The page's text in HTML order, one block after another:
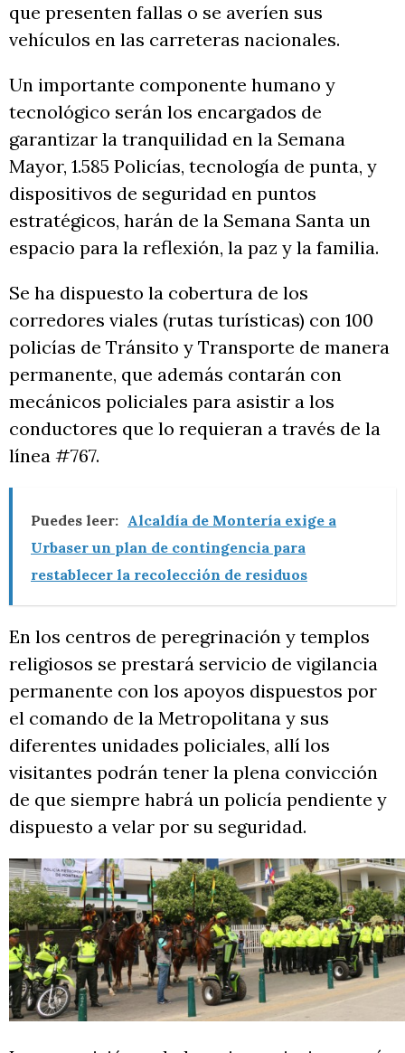
que presenten fallas o se averíen sus
vehículos en las carreteras nacionales.
Un importante componente humano y
tecnológico serán los encargados de
garantizar la tranquilidad en la Semana
Mayor, 1.585 Policías, tecnología de punta, y
dispositivos de seguridad en puntos
estratégicos, harán de la Semana Santa un
espacio para la reflexión, la paz y la familia.
Se ha dispuesto la cobertura de los
corredores viales (rutas turísticas) con 100
policías de Tránsito y Transporte de manera
permanente, que además contarán con
mecánicos policiales para asistir a los
conductores que lo requieran a través de la
línea #767.
Puedes leer: Alcaldía de Montería exige a
Urbaser un plan de contingencia para
restablecer la recolección de residuos
En los centros de peregrinación y templos
religiosos se prestará servicio de vigilancia
permanente con los apoyos dispuestos por
el comando de la Metropolitana y sus
diferentes unidades policiales, allí los
visitantes podrán tener la plena convicción
de que siempre habrá un policía pendiente y
dispuesto a velar por su seguridad.